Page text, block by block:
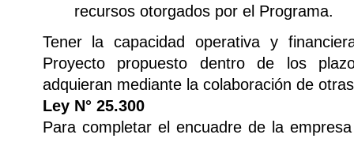
recursos otorgados por el Programa.
Tener la capacidad operativa y
Proyecto propuesto dentro de los
adquieran mediante la colaboración de
Ley N° 25.300
Para completar el encuadre de la